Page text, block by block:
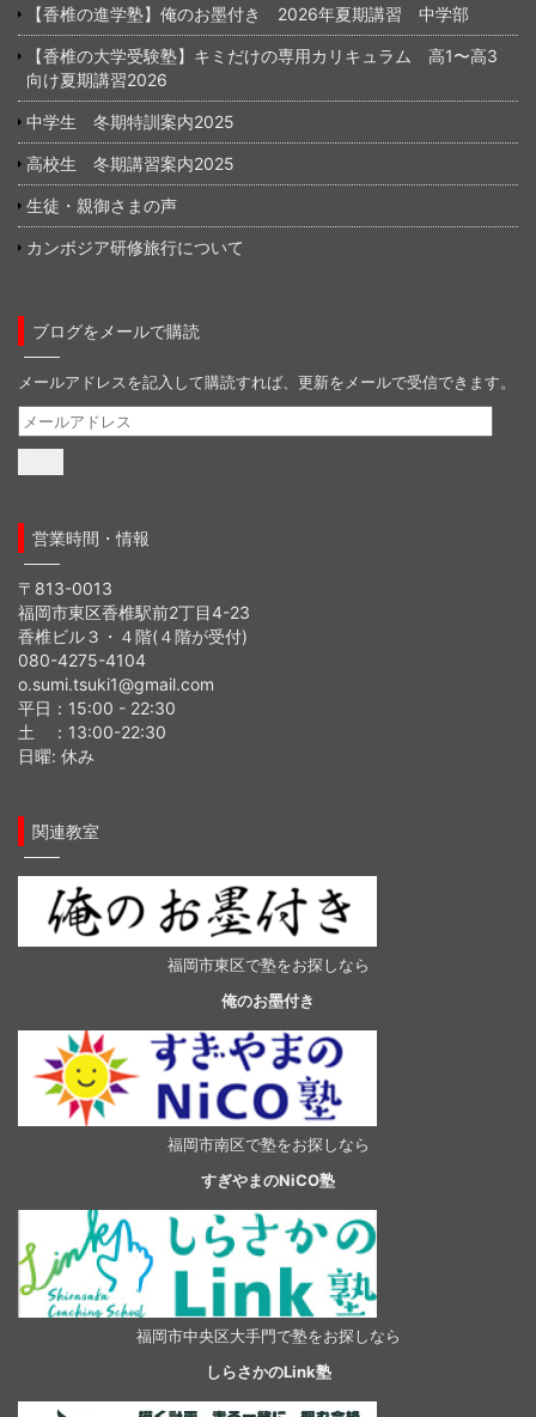
【香椎の進学塾】俺のお墨付き 2026年夏期講習 中学部
【香椎の大学受験塾】キミだけの専用カリキュラム 高1〜高3
向け夏期講習2026
中学生 冬期特訓案内2025
高校生 冬期講習案内2025
生徒・親御さまの声
カンボジア研修旅行について
ブログをメールで購読
メールアドレスを記入して購読すれば、更新をメールで受信できます。
メ
ー
レ
ス
営業時間・情報
〒813-0013
福岡市東区香椎駅前2丁目4-23
香椎ビル３・４階(４階が受付)
080-4275-4104
o.sumi.tsuki1@gmail.com
平日：15:00 - 22:30
土 ：13:00-22:30
日曜: 休み
関連教室
福岡市東区で塾をお探しなら
俺のお墨付き
福岡市南区で塾をお探しなら
すぎやまのNiCO塾
福岡市中央区大手門で塾をお探しなら
しらさかのLink塾